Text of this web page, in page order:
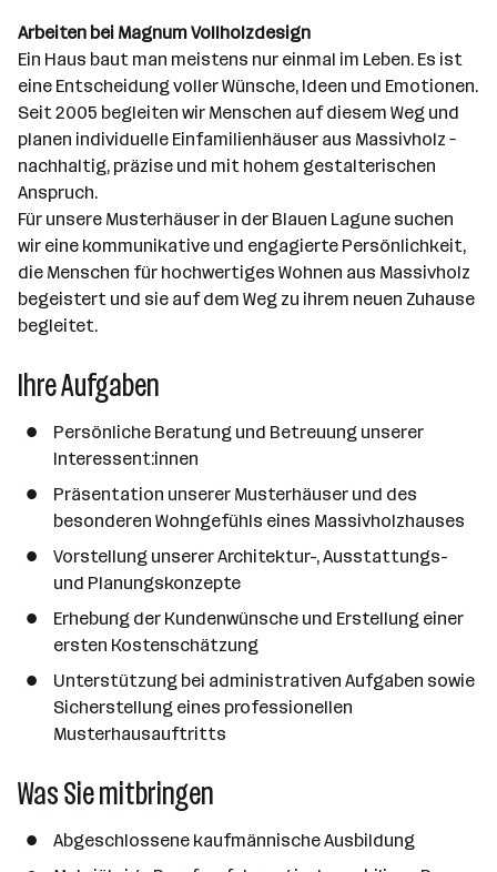
e
r
l
l
e
n
t
g
e
b
e
r
r
b
e
i
t
e
r
*
i
n
n
e
a
h
a
n
d
o
r
t
e
Arbeiten bei Magnum Vollholzdesign
Ein Haus baut man meistens nur einmal im Leben. Es ist
eine Entscheidung voller Wünsche, Ideen und Emotionen.
Seit 2005 begleiten wir Menschen auf diesem Weg und
planen individuelle Einfamilienhäuser aus Massivholz –
nachhaltig, präzise und mit hohem gestalterischen
Anspruch.
Für unsere Musterhäuser in der Blauen Lagune suchen
wir eine kommunikative und engagierte Persönlichkeit,
die Menschen für hochwertiges Wohnen aus Massivholz
begeistert und sie auf dem Weg zu ihrem neuen Zuhause
begleitet.
Ihre Aufgaben
Persönliche Beratung und Betreuung unserer
Interessent:innen
Präsentation unserer Musterhäuser und des
besonderen Wohngefühls eines Massivholzhauses
Vorstellung unserer Architektur-, Ausstattungs-
und Planungskonzepte
Erhebung der Kundenwünsche und Erstellung einer
ersten Kostenschätzung
Unterstützung bei administrativen Aufgaben sowie
Sicherstellung eines professionellen
Musterhausauftritts
Was Sie mitbringen
Abgeschlossene kaufmännische Ausbildung